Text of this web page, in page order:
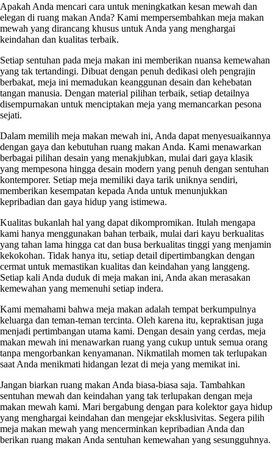
Apakah Anda mencari cara untuk meningkatkan kesan mewah dan
elegan di ruang makan Anda? Kami mempersembahkan meja makan
mewah yang dirancang khusus untuk Anda yang menghargai
keindahan dan kualitas terbaik.
Setiap sentuhan pada meja makan ini memberikan nuansa kemewahan
yang tak tertandingi. Dibuat dengan penuh dedikasi oleh pengrajin
berbakat, meja ini memadukan keanggunan desain dan kehebatan
tangan manusia. Dengan material pilihan terbaik, setiap detailnya
disempurnakan untuk menciptakan meja yang memancarkan pesona
sejati.
Dalam memilih meja makan mewah ini, Anda dapat menyesuaikannya
dengan gaya dan kebutuhan ruang makan Anda. Kami menawarkan
berbagai pilihan desain yang menakjubkan, mulai dari gaya klasik
yang mempesona hingga desain modern yang penuh dengan sentuhan
kontemporer. Setiap meja memiliki daya tarik uniknya sendiri,
memberikan kesempatan kepada Anda untuk menunjukkan
kepribadian dan gaya hidup yang istimewa.
Kualitas bukanlah hal yang dapat dikompromikan. Itulah mengapa
kami hanya menggunakan bahan terbaik, mulai dari kayu berkualitas
yang tahan lama hingga cat dan busa berkualitas tinggi yang menjamin
kekokohan. Tidak hanya itu, setiap detail dipertimbangkan dengan
cermat untuk memastikan kualitas dan keindahan yang langgeng.
Setiap kali Anda duduk di meja makan ini, Anda akan merasakan
kemewahan yang memenuhi setiap indera.
Kami memahami bahwa meja makan adalah tempat berkumpulnya
keluarga dan teman-teman tercinta. Oleh karena itu, kepraktisan juga
menjadi pertimbangan utama kami. Dengan desain yang cerdas, meja
makan mewah ini menawarkan ruang yang cukup untuk semua orang
tanpa mengorbankan kenyamanan. Nikmatilah momen tak terlupakan
saat Anda menikmati hidangan lezat di meja yang memikat ini.
Jangan biarkan ruang makan Anda biasa-biasa saja. Tambahkan
sentuhan mewah dan keindahan yang tak terlupakan dengan meja
makan mewah kami. Mari bergabung dengan para kolektor gaya hidup
yang menghargai keindahan dan mengejar eksklusivitas. Segera pilih
meja makan mewah yang mencerminkan kepribadian Anda dan
berikan ruang makan Anda sentuhan kemewahan yang sesungguhnya.